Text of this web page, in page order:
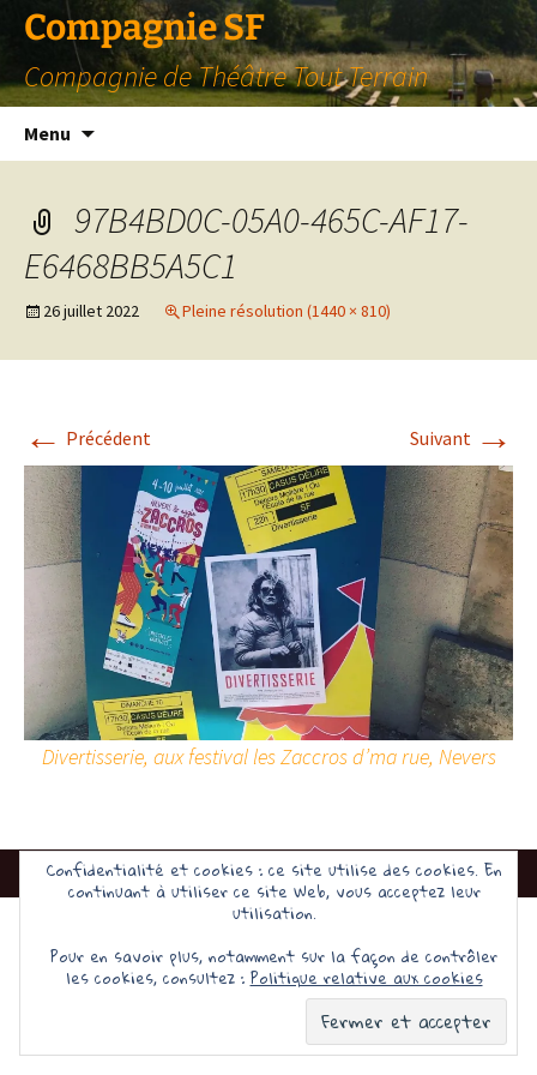
Compagnie SF
Compagnie de Théâtre Tout Terrain
Menu
97B4BD0C-05A0-465C-AF17-
E6468BB5A5C1
26 juillet 2022 Pleine résolution (1440 × 810)
← Précédent Suivant →
Divertisserie, aux festival les Zaccros d’ma rue, Nevers
Fièrement propulsé par WordPress
Confidentialité et cookies : ce site utilise des cookies. En
continuant à utiliser ce site Web, vous acceptez leur
utilisation.
Pour en savoir plus, notamment sur la façon de contrôler
les cookies, consultez :Politique relative aux cookies